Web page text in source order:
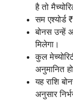
है तो
सम
बोनस
मिलेगा।
कुल
अनुमानित
यह राशि
अनुसार